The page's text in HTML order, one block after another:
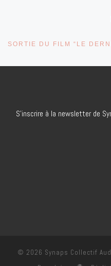
S’inscrire à la newsletter de
© 2026 Synaps Collectif